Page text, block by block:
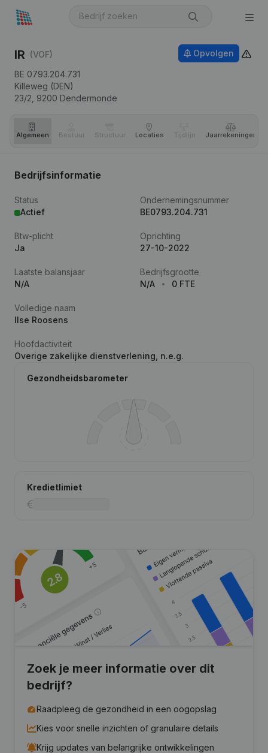
IR (VOF)
BE 0793.204.731
Killeweg (DEN)
23/2, 9200 Dendermonde
Opvolgen
Algemeen Bestuur Structuur Locaties Tijdlijn Jaar­rekeningen
Bedrijfsinformatie
Status
Actief
Ondernemingsnummer
BE0793.204.731
Btw-plicht
Ja
Oprichting
27-10-2022
Laatste balansjaar
N/A
Bedrijfsgrootte
N/A
0 FTE
Volledige naam
Ilse Roosens
Hoofdactiviteit
Overige zakelijke dienstverlening, n.e.g.
Gezondheidsbarometer
Kredietlimiet
Zoek je meer informatie over dit
bedrijf?
Raadpleeg de gezondheid in een oogopslag
Kies voor snelle inzichten of granulaire details
Krijg updates van belangrijke ontwikkelingen